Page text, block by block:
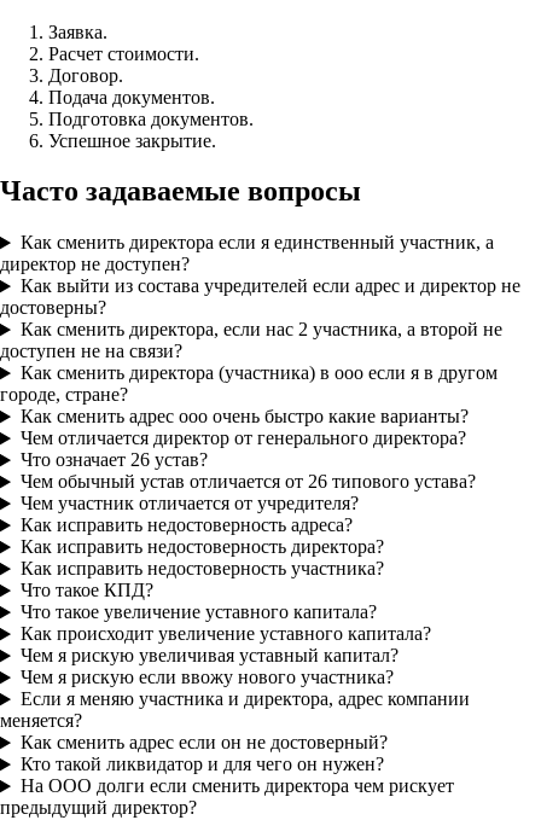
Заявка.
Расчет стоимости.
Договор.
Подача документов.
Подготовка документов.
Успешное закрытие.
Часто задаваемые вопросы
Как сменить директора если я единственный участник, а
директор не доступен?
Как выйти из состава учредителей если адрес и директор не
достоверны?
Как сменить директора, если нас 2 участника, а второй не
доступен не на связи?
Как сменить директора (участника) в ооо если я в другом
городе, стране?
Как сменить адрес ооо очень быстро какие варианты?
Чем отличается директор от генерального директора?
Что означает 26 устав?
Чем обычный устав отличается от 26 типового устава?
Чем участник отличается от учредителя?
Как исправить недостоверность адреса?
Как исправить недостоверность директора?
Как исправить недостоверность участника?
Что такое КПД?
Что такое увеличение уставного капитала?
Как происходит увеличение уставного капитала?
Чем я рискую увеличивая уставный капитал?
Чем я рискую если ввожу нового участника?
Если я меняю участника и директора, адрес компании
меняется?
Как сменить адрес если он не достоверный?
Кто такой ликвидатор и для чего он нужен?
На ООО долги если сменить директора чем рискует
предыдущий директор?